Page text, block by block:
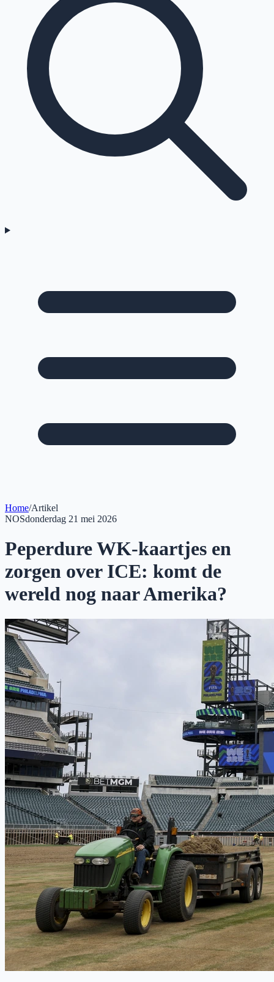
Home/Artikel
NOSdonderdag 21 mei 2026
Peperdure WK-kaartjes en
zorgen over ICE: komt de
wereld nog naar Amerika?